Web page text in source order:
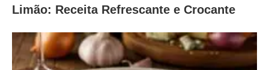
Limão: Receita Refrescante e Crocante